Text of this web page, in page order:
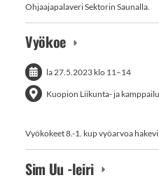
Ohjaajapalaveri Sektorin Saunalla.
Vyökoe
la 27.5.2023 klo 11 –14
Kuopion Liikunta- ja
Vyökokeet 8.-1. kup vyöarvoa
Sim Uu -leiri